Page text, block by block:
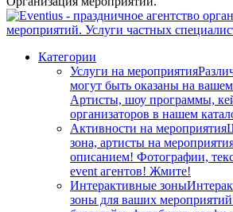
Категории
Услуги на мероприятия
могут быть оказаны на
Артисты, шоу программы,
организаторов в нашем
Активности на мероприятия
зона, артисты на
описанием! Фотографии,
event агентов! Жмите!
Интерактивные зоны
зоны для ваших